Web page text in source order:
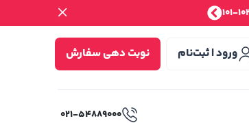
ورود | ثبت‌نام نوبت دهی سفارش
۰۲۱-۵۴۸۸۹۰۰۰